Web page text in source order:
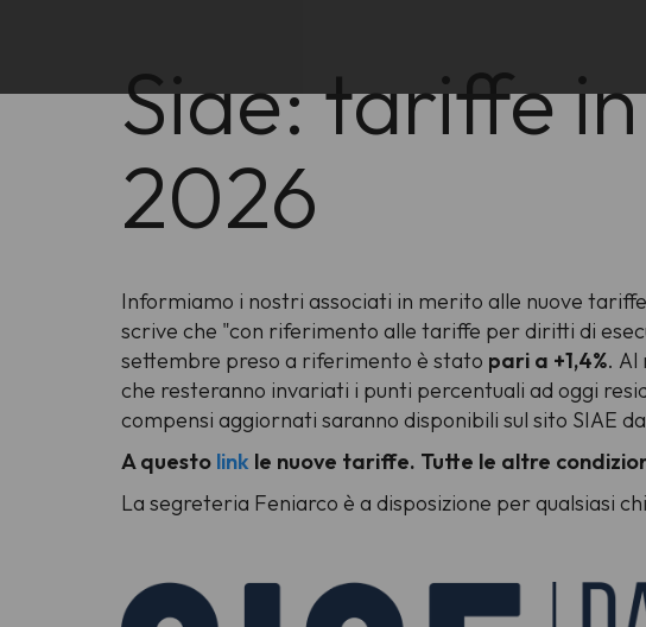
Siae: tariffe
2026
Informiamo i nostri associati in merito alle nuove
scrive che "con riferimento alle tariffe per diritti di
settembre preso a riferimento è stato pari a +1,4%. Al
che resteranno invariati i punti percentuali ad oggi
compensi aggiornati saranno disponibili sul sito SIAE
A questo link le nuove tariffe. Tutte le altre
La segreteria Feniarco è a disposizione per qualsiasi